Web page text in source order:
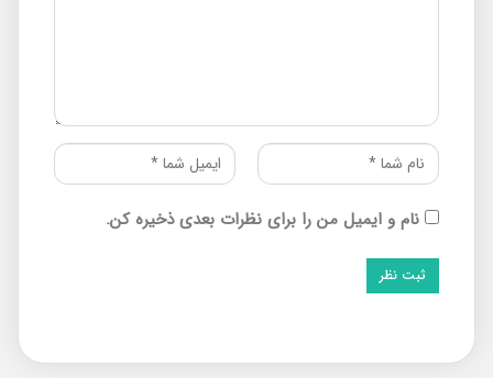
نام و ایمیل من را برای نظرات بعدی ذخیره کن.